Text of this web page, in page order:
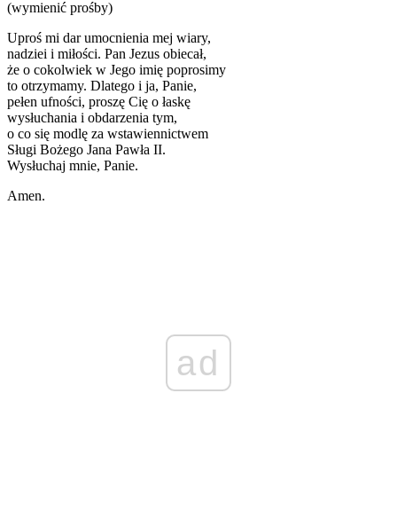
(wymienić prośby)
Uproś mi dar umocnienia mej wiary,
nadziei i miłości. Pan Jezus obiecał,
że o cokolwiek w Jego imię poprosimy
to otrzymamy. Dlatego i ja, Panie,
pełen ufności, proszę Cię o łaskę
wysłuchania i obdarzenia tym,
o co się modlę za wstawiennictwem
Sługi Bożego Jana Pawła II.
Wysłuchaj mnie, Panie.
Amen.
ad